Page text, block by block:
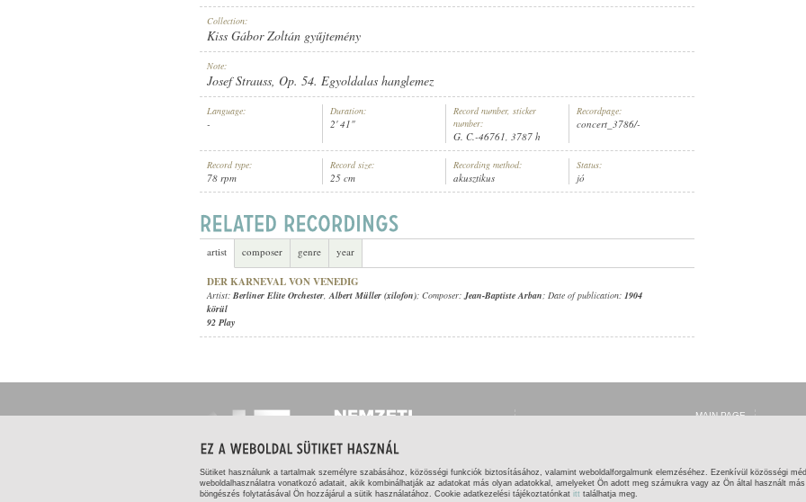
RECORD NUMBER:
Collection:
Kiss Gábor Zoltán gyűjtemény
Note:
Josef Strauss, Op. 54. Egyoldalas hanglemez
Language:
-
Duration:
2' 41"
Record number, sticker
number:
G. C.-46761, 3787 h
Recordpage:
concert_3786/-
Record type:
78 rpm
Record size:
25 cm
Recording method:
akusztikus
Status:
jó
artist composer genre year
DER KARNEVAL VON VENEDIG
Artist: Berliner Elite Orchester,Albert Müller (xilofon); Composer:Jean-Baptiste Arban; Date of publication: 1904
körül
92 Play
Sütiket használunk a tartalmak személyre szabásához, közösségi funkciók biztosításához, valamint weboldalforgalmunk elemzéséhez. Ezenkívül közösségi
weboldalhasználatra vonatkozó adatait, akik kombinálhatják az adatokat más olyan adatokkal, amelyeket Ön adott meg számukra vagy az Ön által használt
böngészés folytatásával Ön hozzájárul a sütik használatához. Cookie adatkezelési tájékoztatónkat itt találhatja meg.
MAIN PAGE
CONTACT